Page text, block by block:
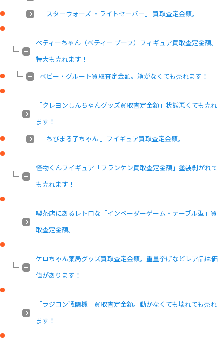
「スターウォーズ ・ライトセーバー」 買取査定金額。
ベティーちゃん（ベティー ブープ）フィギュア買取査定金額。
特大も売れます！
ベビー・グルート買取査定金額。箱がなくても売れます！
「クレヨンしんちゃんグッズ買取査定金額」状態悪くても売れ
ます！
「ちびまる子ちゃん 」フイギュア買取査定金額。
怪物くんフイギュア「フランケン買取査定金額」塗装剝がれて
も売れます！
喫茶店にあるレトロな「インベーダーゲーム・テーブル型」買
取査定金額。
ケロちゃん薬局グッズ買取査定金額。重量挙げなどレア品は価
値があります！
「ラジコン戦闘機」買取査定金額。動かなくても壊れても売れ
ます！